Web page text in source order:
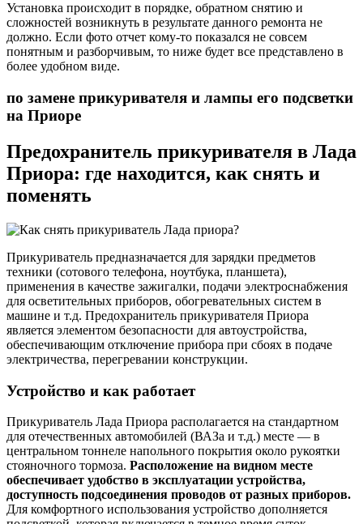
Установка происходит в порядке, обратном снятию и
сложностей возникнуть в результате данного ремонта не
должно. Если фото отчет кому-то показался не совсем
понятным и разборчивым, то ниже будет все представлено в
более удобном виде.
по замене прикуривателя и лампы его подсветки
на Приоре
Предохранитель прикуривателя в Лада
Приора: где находится, как снять и
поменять
Прикуриватель предназначается для зарядки предметов
техники (сотового телефона, ноутбука, планшета),
применения в качестве зажигалки, подачи электроснабжения
для осветительных приборов, обогревательных систем в
машине и т.д. Предохранитель прикуривателя Приора
является элементом безопасности для автоустройства,
обеспечивающим отключение прибора при сбоях в подаче
электричества, перегревании конструкции.
Устройство и как работает
Прикуриватель Лада Приора располагается на стандартном
для отечественных автомобилей (ВАЗа и т.д.) месте — в
центральном тоннеле напольного покрытия около рукоятки
стояночного тормоза. Расположение на видном месте
обеспечивает удобство в эксплуатации устройства,
доступность подсоединения проводов от разных приборов.
Для комфортного использования устройство дополняется